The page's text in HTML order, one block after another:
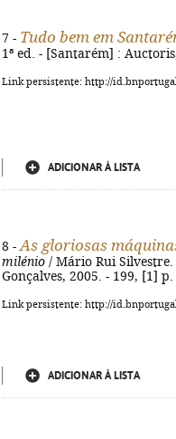
7 - Tudo bem em
1ª ed. - [Santarém] :
Link persistente: http://
ADICIONAR À LISTA
8 - As gloriosas
milénio / Mário Rui Silvestre.
Gonçalves, 2005. - 199, [1]
Link persistente: http://
ADICIONAR À LISTA